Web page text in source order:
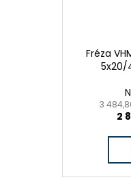
Fréza
3
2